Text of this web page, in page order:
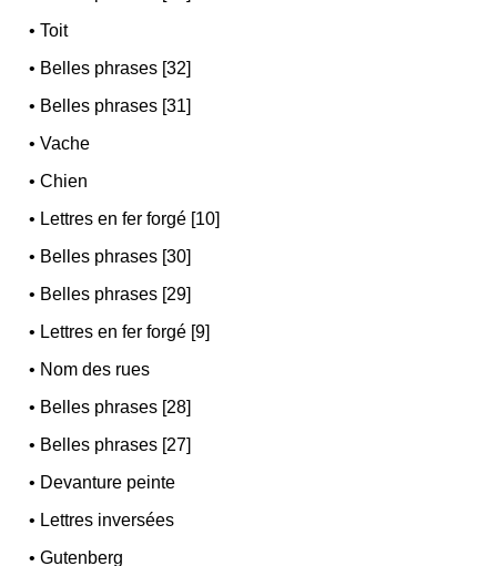
•Toit
• Belles phrases [32]
• Belles phrases [31]
•Vache
•Chien
• Lettres en fer forgé [10]
• Belles phrases [30]
• Belles phrases [29]
• Lettres en fer forgé [9]
• Nom des rues
• Belles phrases [28]
• Belles phrases [27]
• Devanture peinte
• Lettres inversées
•Gutenberg